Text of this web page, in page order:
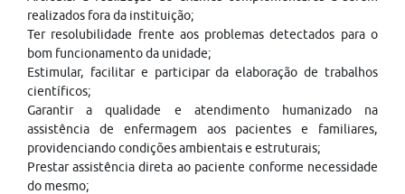
realizados fora da instituição;
Ter resolubilidade frente aos problemas detectados para o
bom funcionamento da unidade;
Estimular, facilitar e participar da elaboração de trabalhos
científicos;
Garantir a qualidade e atendimento humanizado na
assistência de enfermagem aos pacientes e familiares,
providenciando condições ambientais e estruturais;
Prestar assistência direta ao paciente conforme necessidade
do mesmo;